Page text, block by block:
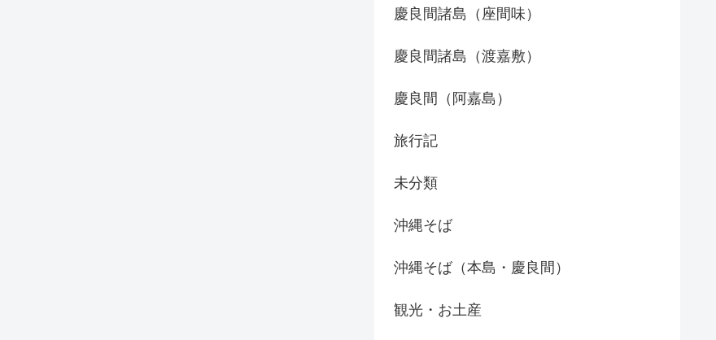
慶良間諸島（座間味）
慶良間諸島（渡嘉敷）
慶良間（阿嘉島）
旅行記
未分類
沖縄そば
沖縄そば（本島・慶良間）
観光・お土産